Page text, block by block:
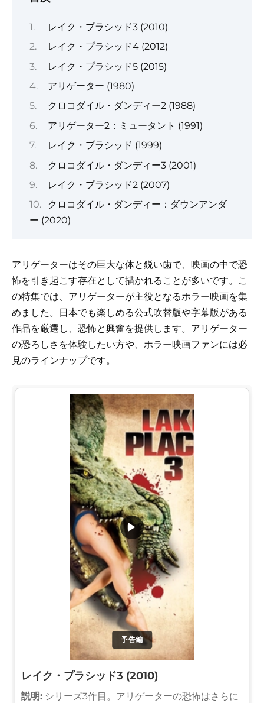
レイク・プラシッド3 (2010)
レイク・プラシッド4 (2012)
レイク・プラシッド5 (2015)
アリゲーター (1980)
クロコダイル・ダンディー2 (1988)
アリゲーター2：ミュータント (1991)
レイク・プラシッド (1999)
クロコダイル・ダンディー3 (2001)
レイク・プラシッド2 (2007)
クロコダイル・ダンディー：ダウンアンダ
ー (2020)
アリゲーターはその巨大な体と鋭い歯で、映画の中で恐
怖を引き起こす存在として描かれることが多いです。こ
の特集では、アリゲーターが主役となるホラー映画を集
めました。日本でも楽しめる公式吹替版や字幕版がある
作品を厳選し、恐怖と興奮を提供します。アリゲーター
の恐ろしさを体験したい方や、ホラー映画ファンには必
見のラインナップです。
予告編
▶
レイク・プラシッド3 (2010)
説明: シリーズ3作目。アリゲーターの恐怖はさらに